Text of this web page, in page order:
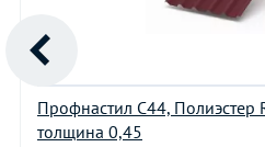
Профнастил С44, Полиэстер
толщина 0,45